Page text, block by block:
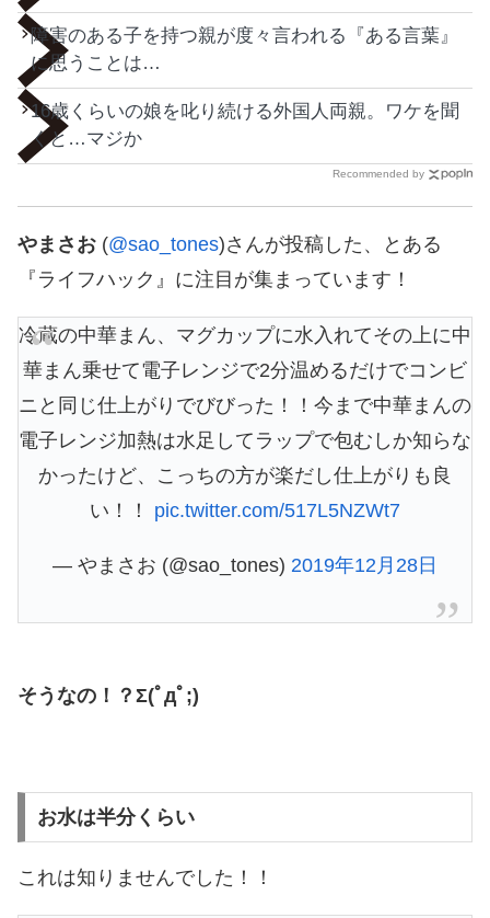
障害のある子を持つ親が度々言われる『ある言葉』
に思うことは…
16歳くらいの娘を叱り続ける外国人両親。ワケを聞
くと…マジか
Recommended by
やまさお (@sao_tones)さんが投稿した、とある
『ライフハック』に注目が集まっています！
冷蔵の中華まん、マグカップに水入れてその上に中
華まん乗せて電子レンジで2分温めるだけでコンビ
ニと同じ仕上がりでびびった！！今まで中華まんの
電子レンジ加熱は水足してラップで包むしか知らな
かったけど、こっちの方が楽だし仕上がりも良
い！！ pic.twitter.com/517L5NZWt7
— やまさお (@sao_tones) 2019年12月28日
そうなの！？Σ(ﾟдﾟ;)
お水は半分くらい
これは知りませんでした！！